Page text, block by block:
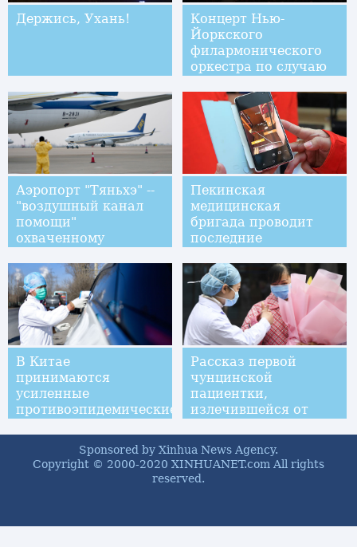
Держись, Ухань!
Концерт Нью-
Йоркского
филармонического
оркестра по случаю
года
Аэропорт "Тяньхэ" --
"воздушный канал
помощи"
охваченному
Пекинская
медицинская
бригада проводит
последние
отправкой на
"передний край"
В Китае
принимаются
усиленные
противоэпидемические
Рассказ первой
чунцинской
пациентки,
излечившейся от
Sponsored by Xinhua News Agency.
Copyright © 2000-2020 XINHUANET.com All rights
reserved.